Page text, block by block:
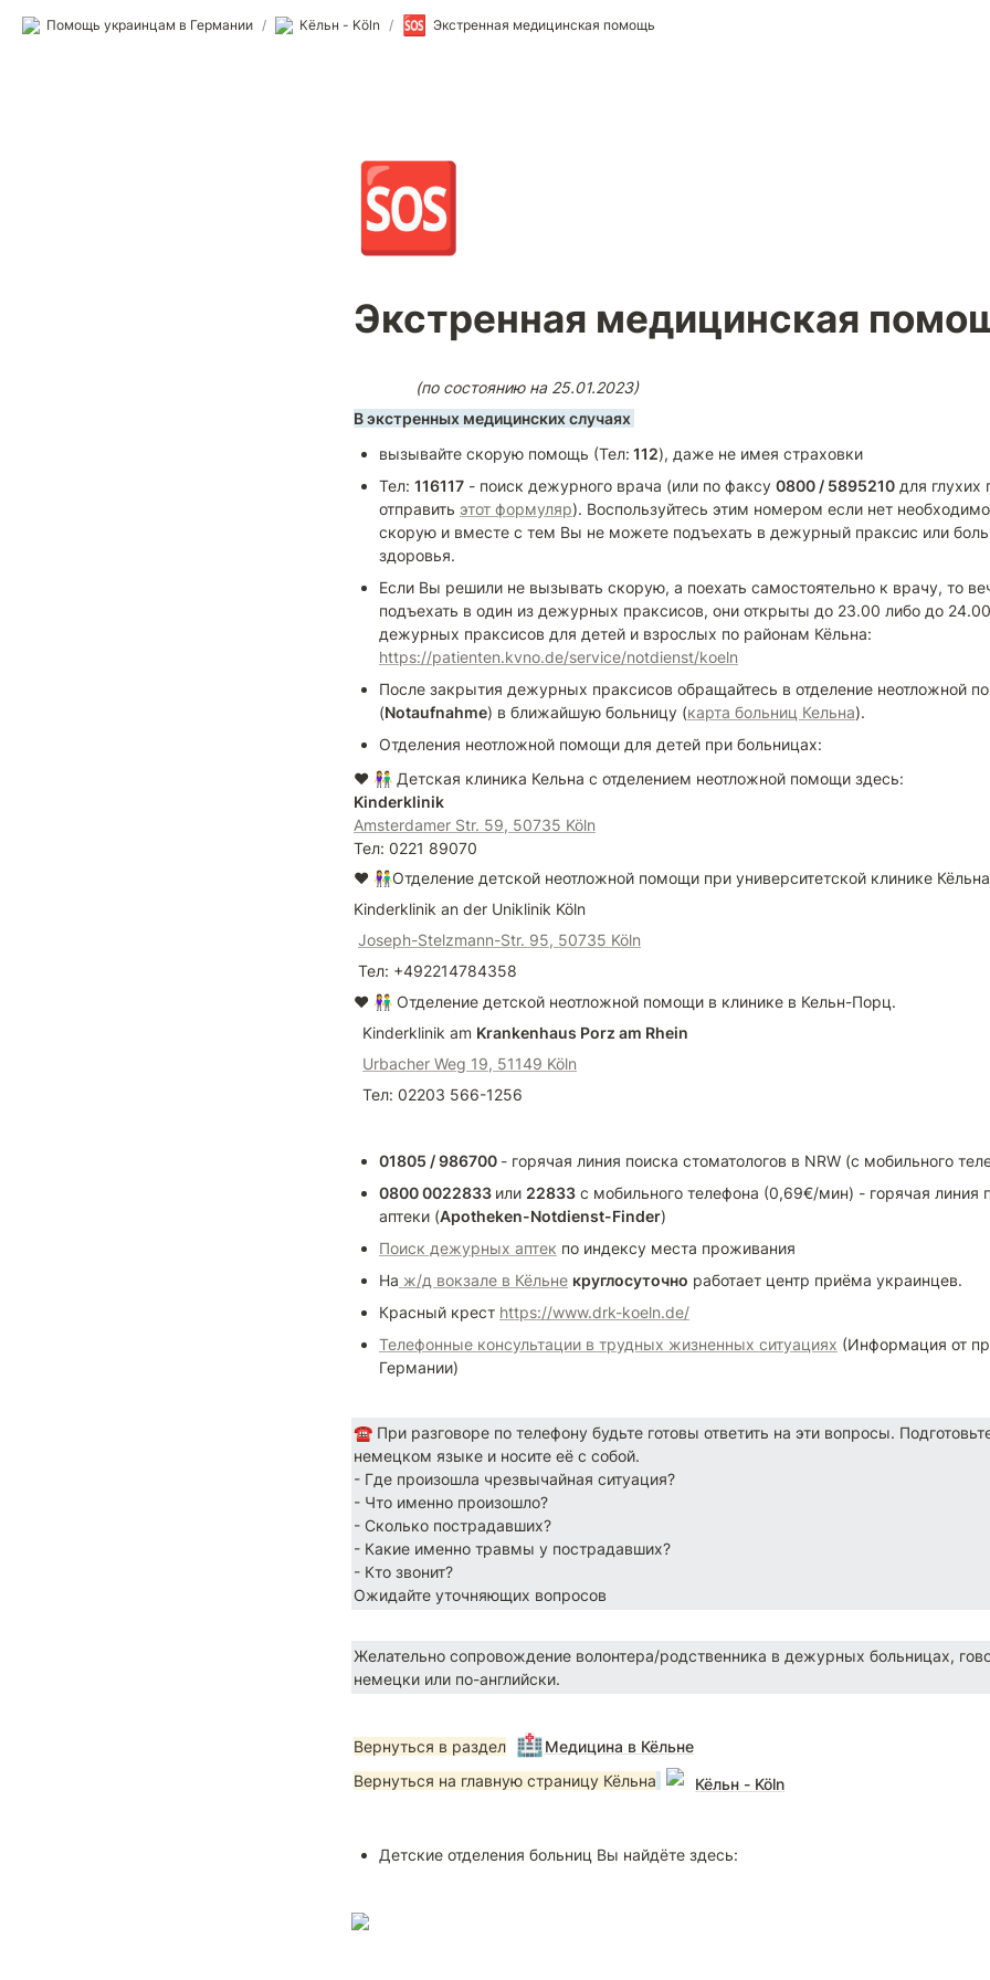
Помощь украинцам в Германии / Кёльн - Köln / 🆘 Экстренная медицинская помощь
🆘
Экстренная медицинская
         (по состоянию на 25.01.2023)
В экстренных медицинских случаях
вызывайте скорую помощь (Тел: 112), даже не имея страховки
Тел: 116117 - поиск дежурного врача (или по факсу 0800 / 5895210 для глухих
отправить этот формуляр). Воспользуйтесь этим номером если нет
скорую и вместе с тем Вы не можете подъехать в дежурный праксис или
здоровья.
Если Вы решили не вызывать скорую, а поехать самостоятельно к врачу, то
подъехать в один из дежурных праксисов, они открыты до 23.00 либо до
https://patienten.kvno.de/service/notdienst/koeln
После закрытия дежурных праксисов обращайтесь в отделение неотложной
(Notaufnahme) в ближайшую больницу (карта больниц Кельна).
Отделения неотложной помощи для детей при больницах:
Kinderklinik
Amsterdamer Str. 59, 50735 Köln
Тел: 0221 89070
❤️ 👫Отделение детской неотложной помощи при университетской клинике
Kinderklinik an der Uniklinik Köln
Joseph-Stelzmann-Str. 95, 50735 Köln
Тел: +492214784358
❤️ 👫 Отделение детской неотложной помощи в клинике в Кельн-Порц.
  Kinderklinik am
Krankenhaus Porz am Rhein
Urbacher Weg 19, 51149 Köln
  Тел: 02203 566-1256
01805 / 986700 - горячая линия поиска стоматологов в NRW (c мобильного
0800 0022833 или 22833 с мобильного телефона (0,69€/мин) - горячая линия
аптеки (Apotheken-Notdienst-Finder)
Поиск дежурных аптек по индексу места проживания
На ж/д вокзале в Кёльне круглосуточно работает центр приёма украинцев.
Красный крест https://www.drk-koeln.de/
Телефонные консультации в трудных жизненных ситуациях (Информация от
Германии)
☎️ При разговоре по телефону будьте готовы ответить на эти вопросы.
немецком языке и носите её с собой.
- Где произошла чрезвычайная ситуация?
- Что именно произошло?
- Сколько пострадавших?
- Какие именно травмы у пострадавших?
- Кто звонит?
Ожидайте уточняющих вопросов
Желательно сопровождение волонтера/родственника в дежурных больницах,
немецки или по-английски.
Вернуться в раздел 🏥Медицина в Кёльне
Вернуться на главную страницу Кёльна
Кёльн - Köln
Детские отделения больниц Вы найдёте здесь: